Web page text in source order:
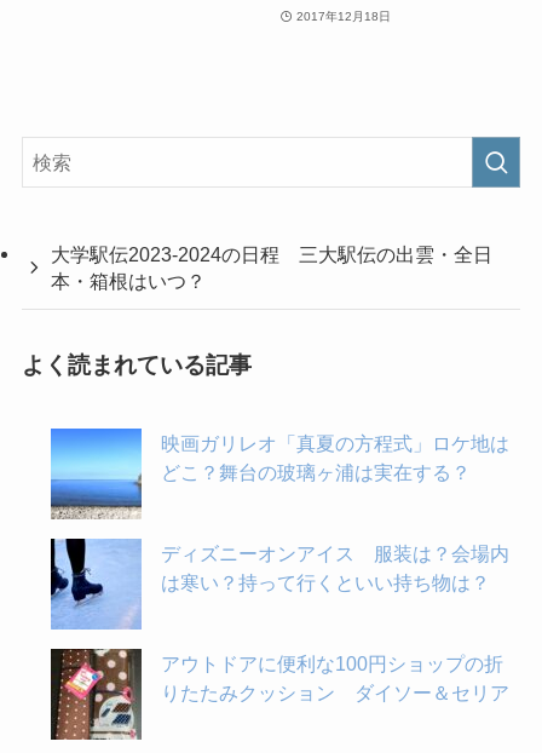
2017年12月18日
大学駅伝2023-2024の日程 三大駅伝の出雲・全日
本・箱根はいつ？
よく読まれている記事
映画ガリレオ「真夏の方程式」ロケ地は
どこ？舞台の玻璃ヶ浦は実在する？
ディズニーオンアイス 服装は？会場内
は寒い？持って行くといい持ち物は？
アウトドアに便利な100円ショップの折
りたたみクッション ダイソー＆セリア